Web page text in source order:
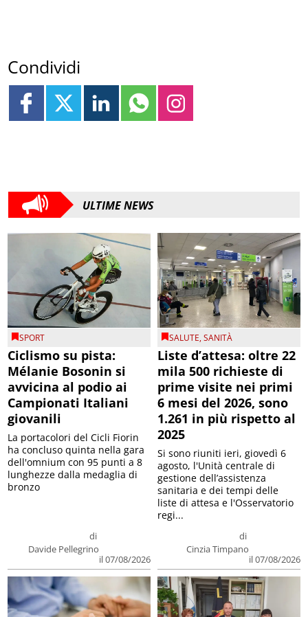
Condividi
ULTIME NEWS
SPORT
Ciclismo su pista:
Mélanie Bosonin si
avvicina al podio ai
Campionati Italiani
giovanili
di
Davide Pellegrino
il 07/08/2026
La portacolori del Cicli Fiorin
ha concluso quinta nella gara
dell'omnium con 95 punti a 8
lunghezze dalla medaglia di
bronzo
SALUTE,SANITÀ
Liste d’attesa: oltre 22
mila 500 richieste di
prime visite nei primi
6 mesi del 2026, sono
1.261 in più rispetto al
2025
di
Cinzia Timpano
il 07/08/2026
Si sono riuniti ieri, giovedì 6
agosto, l'Unità centrale di
gestione dell’assistenza
sanitaria e dei tempi delle
liste di attesa e l'Osservatorio
regi...